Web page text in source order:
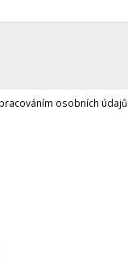
osobních údajů